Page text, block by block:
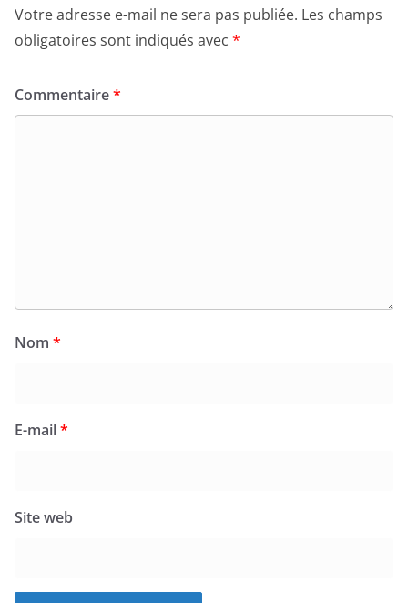
Votre adresse e-mail ne sera pas publiée. Les champs
obligatoires sont indiqués avec *
Commentaire*
Nom *
E-mail*
Site web